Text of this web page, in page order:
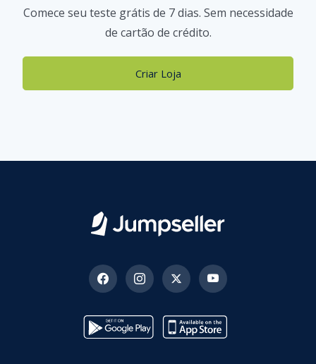
Comece seu teste grátis de 7 dias. Sem necessidade
de cartão de crédito.
Criar Loja